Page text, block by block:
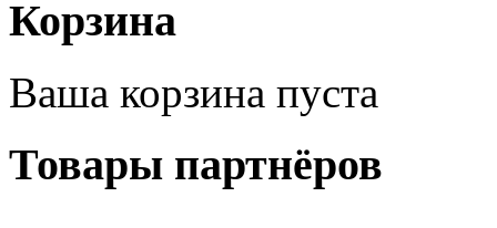
Корзина
Ваша корзина пуста
Товары партнёров